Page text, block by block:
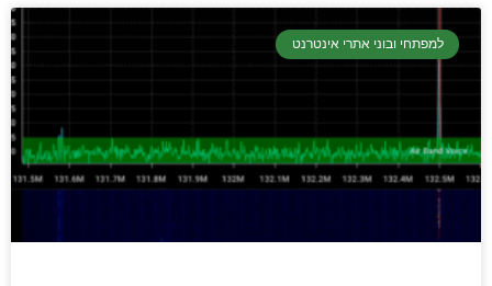
למפתחי ובוני אתרי אינטרנט